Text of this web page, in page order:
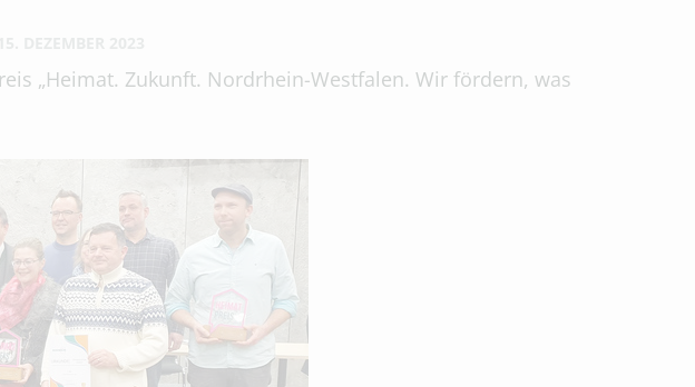
„Heimat. Zukunft. Nordrhein-Westfalen. Wir fördern, was